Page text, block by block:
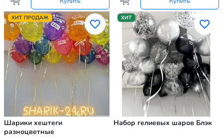
ХИТ ПРОДАЖ
Шарики хештеги
разноцветные
ХИТ
Набор гелиевых шаров Блэк